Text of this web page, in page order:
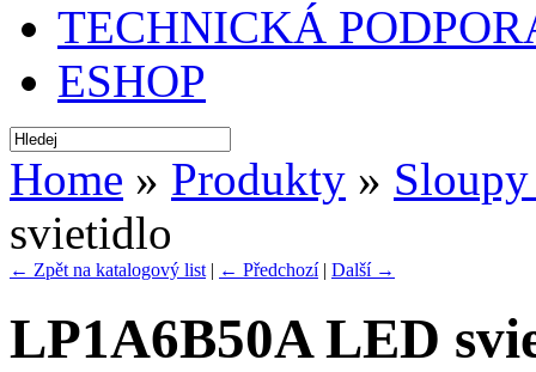
TECHNICKÁ
ESHOP
Home » Produkty »
svietidlo
← Zpět na katalogový list | ← Předchozí| Další →
LP1A6B50A LED